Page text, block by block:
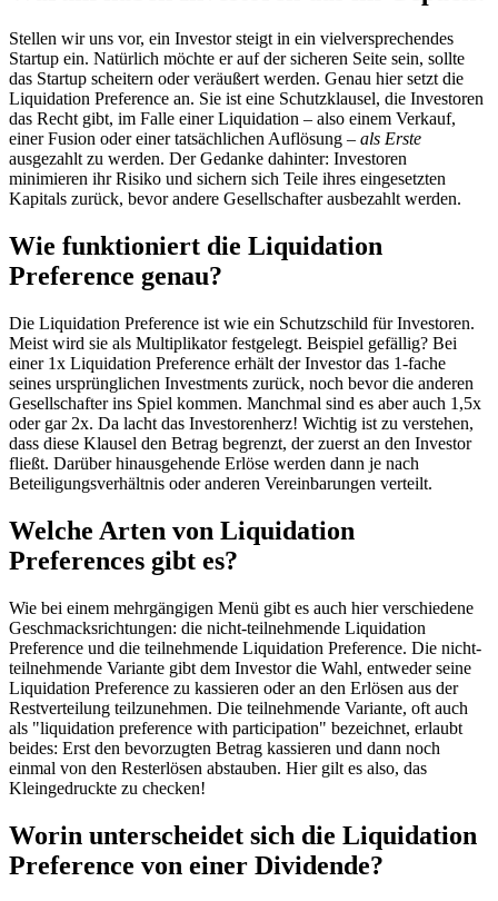
Stellen wir uns vor, ein Investor steigt in ein vielversprechendes
Startup ein. Natürlich möchte er auf der sicheren Seite sein, sollte
das Startup scheitern oder veräußert werden. Genau hier setzt die
Liquidation Preference an. Sie ist eine Schutzklausel, die Investoren
das Recht gibt, im Falle einer Liquidation – also einem Verkauf,
einer Fusion oder einer tatsächlichen Auflösung – als Erste
ausgezahlt zu werden. Der Gedanke dahinter: Investoren
minimieren ihr Risiko und sichern sich Teile ihres eingesetzten
Kapitals zurück, bevor andere Gesellschafter ausbezahlt werden.
Wie funktioniert die Liquidation
Preference genau?
Die Liquidation Preference ist wie ein Schutzschild für Investoren.
Meist wird sie als Multiplikator festgelegt. Beispiel gefällig? Bei
einer 1x Liquidation Preference erhält der Investor das 1-fache
seines ursprünglichen Investments zurück, noch bevor die anderen
Gesellschafter ins Spiel kommen. Manchmal sind es aber auch 1,5x
oder gar 2x. Da lacht das Investorenherz! Wichtig ist zu verstehen,
dass diese Klausel den Betrag begrenzt, der zuerst an den Investor
fließt. Darüber hinausgehende Erlöse werden dann je nach
Beteiligungsverhältnis oder anderen Vereinbarungen verteilt.
Welche Arten von Liquidation
Preferences gibt es?
Wie bei einem mehrgängigen Menü gibt es auch hier verschiedene
Geschmacksrichtungen: die nicht-teilnehmende Liquidation
Preference und die teilnehmende Liquidation Preference. Die nicht-
teilnehmende Variante gibt dem Investor die Wahl, entweder seine
Liquidation Preference zu kassieren oder an den Erlösen aus der
Restverteilung teilzunehmen. Die teilnehmende Variante, oft auch
als "liquidation preference with participation" bezeichnet, erlaubt
beides: Erst den bevorzugten Betrag kassieren und dann noch
einmal von den Resterlösen abstauben. Hier gilt es also, das
Kleingedruckte zu checken!
Worin unterscheidet sich die Liquidation
Preference von einer Dividende?